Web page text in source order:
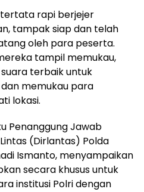
rapi berjejer
tampak siap dan telah
oleh para peserta.
tampil memukau,
terbaik untuk
memukau para
lokasi.
Penanggung Jawab
(Dirlantas) Polda
Ismanto, menyampaikan
secara khusus untuk
institusi Polri dengan